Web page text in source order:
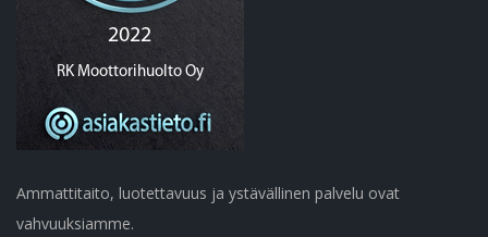
Ammattitaito, luotettavuus ja ystävällinen palvelu ovat
vahvuuksiamme.